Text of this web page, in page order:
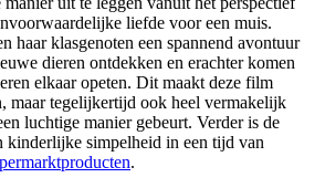
liefde voor een muis.
haar klasgenoten een spannend avontuur
dieren ontdekken en erachter komen
elkaar opeten. Dit maakt deze film
maar tegelijkertijd ook heel vermakelijk
luchtige manier gebeurt. Verder is de
kinderlijke simpelheid in een tijd van
.